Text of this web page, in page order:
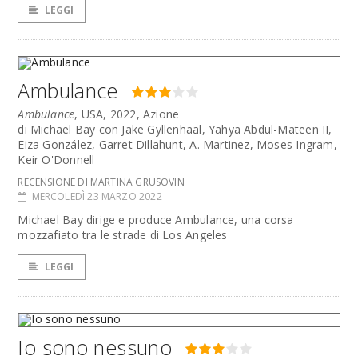
LEGGI
Ambulance
Ambulance, USA, 2022, Azione
di Michael Bay con Jake Gyllenhaal, Yahya Abdul-Mateen II,
Eiza González, Garret Dillahunt, A. Martinez, Moses Ingram,
Keir O'Donnell
RECENSIONE DI MARTINA GRUSOVIN
MERCOLEDÌ 23 MARZO 2022
Michael Bay dirige e produce Ambulance, una corsa
mozzafiato tra le strade di Los Angeles
LEGGI
Io sono nessuno